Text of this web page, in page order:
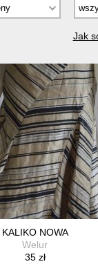
Jak
KALIKO NOWA
Welur
35 zł